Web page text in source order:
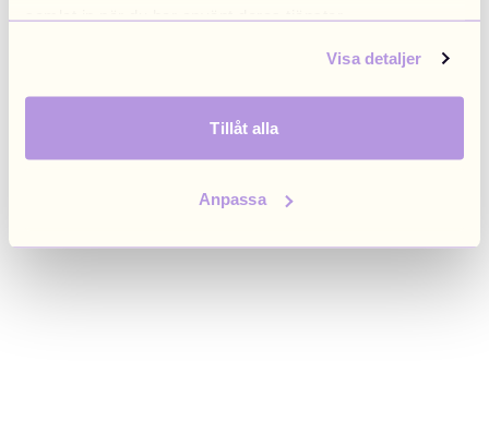
samlat in när du har använt deras tjänster.
Visa detaljer
Tillåt alla
Anpassa